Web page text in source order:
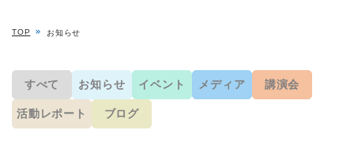
TOP お知らせ
すべて お知らせ イベント メディア 講演会
活動レポート ブログ